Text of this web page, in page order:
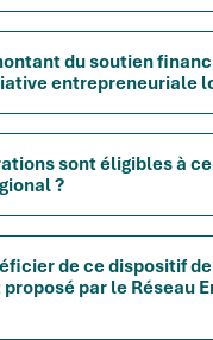
du soutien
entrepreneuriale
sont éligibles à
?
de ce dispositif de
par le Réseau